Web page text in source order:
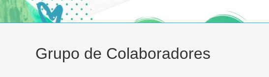
Grupo de Colaboradores